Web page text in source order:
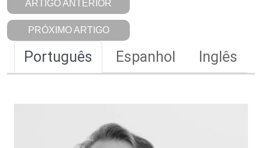
ARTIGO ANTERIOR
PRÓXIMO ARTIGO
Português Espanhol Inglês